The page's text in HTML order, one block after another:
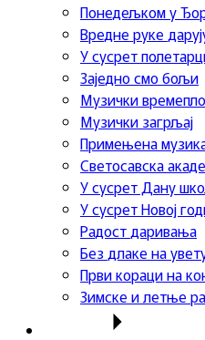
Понедељком у
Вредне руке
У сусрет
Заједно смо бољи
Музички
Музички загрљај
Примењена
Светосавска
У сусрет Дану
У сусрет Новој
Радост даривања
Без длаке на
Први кораци на
Зимске и летње